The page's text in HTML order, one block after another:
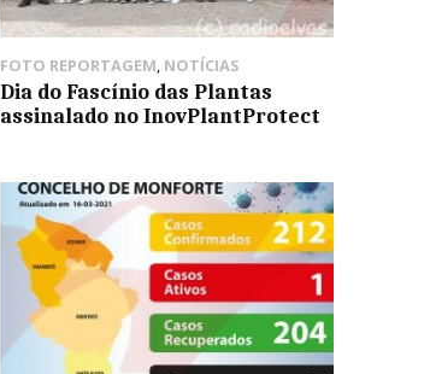
FOTO REPORTAGEM, NOTÍCIAS
Dia do Fascínio das Plantas
assinalado no InovPlantProtect